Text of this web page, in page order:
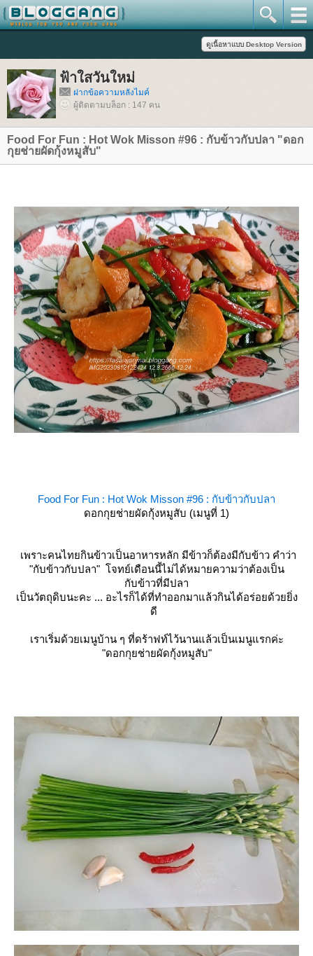
ฟ้าใสวันใหม่
ฝากข้อความหลังไมค์
ผู้ติดตามบล็อก : 147 คน
Food For Fun : Hot Wok Misson #96 : กับข้าวกับปลา "ดอก
กุยช่ายผัดกุ้งหมูสับ"
Food For Fun : Hot Wok Misson #96 : กับข้าวกับปลา
ดอกกุยช่ายผัดกุ้งหมูสับ (เมนูที่ 1)
เพราะคนไทยกินข้าวเป็นอาหารหลัก มีข้าวก็ต้องมีกับข้าว คำว่า
"กับข้าวกับปลา" โจทย์เดือนนี้ไม่ได้หมายความว่าต้องเป็น
กับข้าวที่มีปลา
เป็นวัตถุดิบนะคะ ... อะไรก็ได้ที่ทำออกมาแล้วกินได้อร่อยด้วยยิ่ง
ดี
เราเริ่มด้วยเมนูบ้าน ๆ ที่ดร้าฟท์ไว้นานแล้วเป็นเมนูแรกค่ะ
"ดอกกุยช่ายผัดกุ้งหมูสับ"